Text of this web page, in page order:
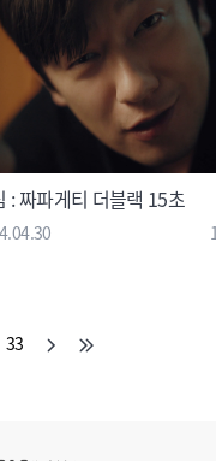
: 짜파게티 더블랙 15초
33